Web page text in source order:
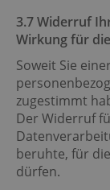
3.7 Widerruf
Wirkung für
Soweit Sie
zugestimmt
Der Widerruf
beruhte, für
dürfen.